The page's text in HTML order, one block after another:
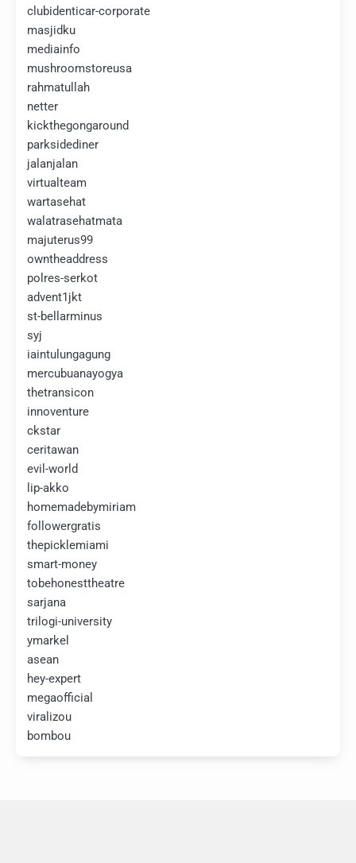
clubidenticar-corporate
masjidku
mediainfo
mushroomstoreusa
rahmatullah
netter
kickthegongaround
parksidediner
jalanjalan
virtualteam
wartasehat
walatrasehatmata
majuterus99
owntheaddress
polres-serkot
advent1jkt
st-bellarminus
syj
iaintulungagung
mercubuanayogya
thetransicon
innoventure
ckstar
ceritawan
evil-world
lip-akko
homemadebymiriam
followergratis
thepicklemiami
smart-money
tobehonesttheatre
sarjana
trilogi-university
ymarkel
asean
hey-expert
megaofficial
viralizou
bombou